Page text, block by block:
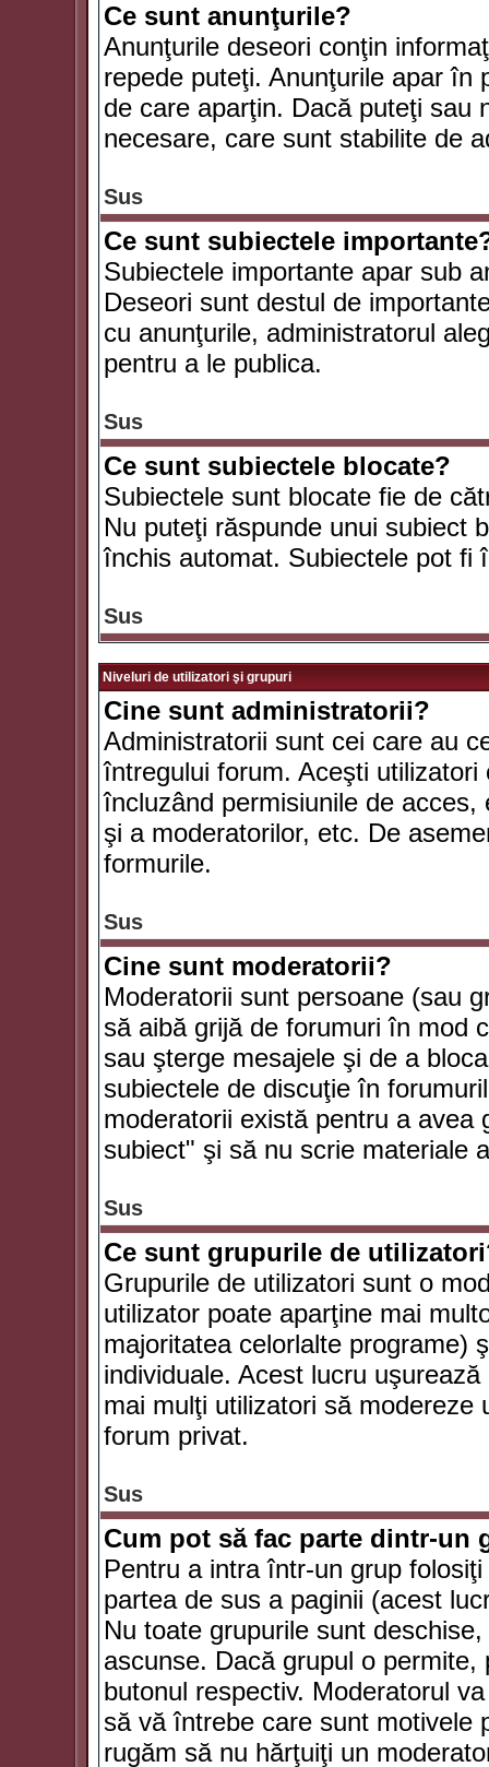
Ce sunt anunţurile?
Anunţurile deseori conţin
repede puteţi. Anunţurile apar în
de care aparţin. Dacă puteţi sau
necesare, care sunt stabilite de
Sus
Ce sunt subiectele
Subiectele importante apar sub
Deseori sunt destul de
cu anunţurile, administratorul
pentru a le publica.
Sus
Ce sunt subiectele blocate?
Subiectele sunt blocate fie de
Nu puteţi răspunde unui subiect
închis automat. Subiectele pot fi
Sus
Niveluri de utilizatori şi grupuri
Cine sunt administratorii?
Administratorii sunt cei care au
întregului forum. Aceşti
încluzând permisiunile de
şi a moderatorilor, etc. De
formurile.
Sus
Cine sunt moderatorii?
Moderatorii sunt persoane (sau
să aibă grijă de forumuri în mod
sau şterge mesajele şi de a
subiectele de discuţie în
moderatorii există pentru a avea
subiect" şi să nu scrie materiale
Sus
Ce sunt grupurile de
Grupurile de utilizatori sunt o
utilizator poate aparţine mai
majoritatea celorlalte programe)
individuale. Acest lucru
mai mulţi utilizatori să
forum privat.
Sus
Cum pot să fac parte dintr-un
Pentru a intra într-un grup
partea de sus a paginii (acest
Nu toate grupurile sunt
ascunse. Dacă grupul o
butonul respectiv. Moderatorul
să vă întrebe care sunt motivele
rugăm să nu hărţuiţi un